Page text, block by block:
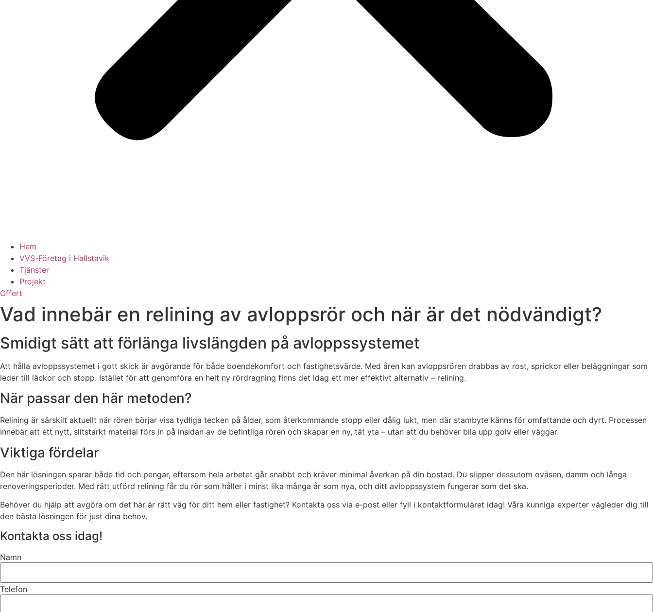
Hem
VVS-Företag i Hallstavik
Tjänster
Projekt
Offert
Vad innebär en relining av avloppsrör och när är det nödvändigt?
Smidigt sätt att förlänga livslängden på avloppssystemet
Att hålla avloppssystemet i gott skick är avgörande för både boendekomfort och fastighetsvärde. Med åren kan avloppsrören drabbas av rost, sprickor eller beläggningar som
leder till läckor och stopp. Istället för att genomföra en helt ny rördragning finns det idag ett mer effektivt alternativ – relining.
När passar den här metoden?
Relining är särskilt aktuellt när rören börjar visa tydliga tecken på ålder, som återkommande stopp eller dålig lukt, men där stambyte känns för omfattande och dyrt. Processen
innebär att ett nytt, slitstarkt material förs in på insidan av de befintliga rören och skapar en ny, tät yta – utan att du behöver bila upp golv eller väggar.
Viktiga fördelar
Den här lösningen sparar både tid och pengar, eftersom hela arbetet går snabbt och kräver minimal åverkan på din bostad. Du slipper dessutom oväsen, damm och långa
renoveringsperioder. Med rätt utförd relining får du rör som håller i minst lika många år som nya, och ditt avloppssystem fungerar som det ska.
Behöver du hjälp att avgöra om det här är rätt väg för ditt hem eller fastighet? Kontakta oss via e-post eller fyll i kontaktformuläret idag! Våra kunniga experter vägleder dig till
den bästa lösningen för just dina behov.
Kontakta oss idag!
Namn
Telefon